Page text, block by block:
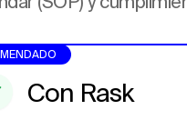
Con Rask